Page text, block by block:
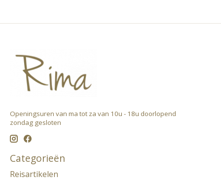
Openingsuren van ma tot za van 10u - 18u doorlopend ​
zondag gesloten
Categorieën
Reisartikelen